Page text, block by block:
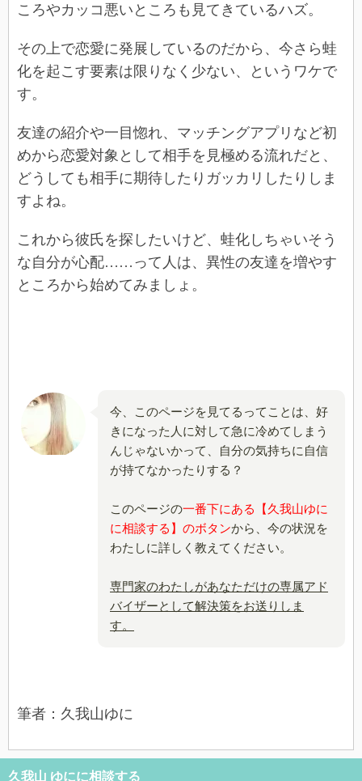
ころやカッコ悪いところも見てきているハズ。
その上で恋愛に発展しているのだから、今さら蛙
化を起こす要素は限りなく少ない、というワケで
す。
友達の紹介や一目惚れ、マッチングアプリなど初
めから恋愛対象として相手を見極める流れだと、
どうしても相手に期待したりガッカリしたりしま
すよね。
これから彼氏を探したいけど、蛙化しちゃいそう
な自分が心配……って人は、異性の友達を増やす
ところから始めてみましょ。
今、このページを見てるってことは、好
きになった人に対して急に冷めてしまう
んじゃないかって、自分の気持ちに自信
が持てなかったりする？
このページの一番下にある【久我山ゆに
に相談する】のボタンから、今の状況を
わたしに詳しく教えてください。
専門家のわたしがあなただけの専属アド
バイザーとして解決策をお送りしま
す。
筆者：久我山ゆに
久我山 ゆにに相談する